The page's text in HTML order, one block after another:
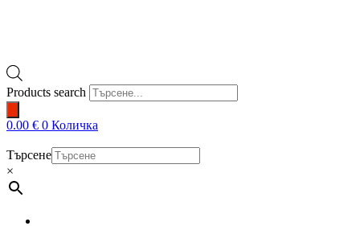
Products search
0.00 € 0 Количка
Търсене
×